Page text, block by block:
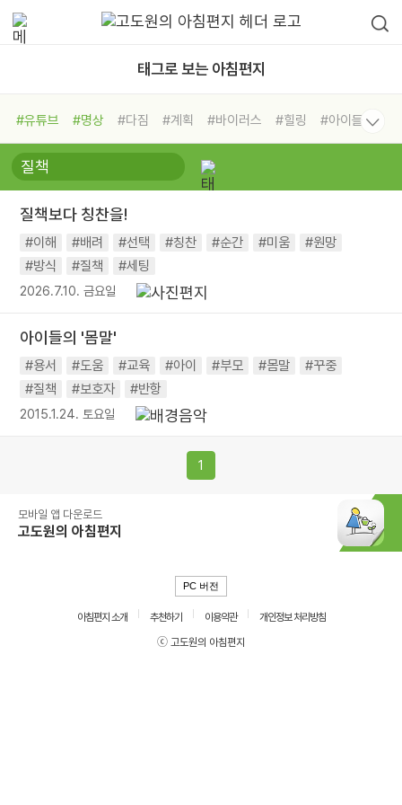
태그로 보는 아침편지
#유튜브 #명상 #다짐 #계획 #바이러스 #힐링
#아이들
#비전캠프
#독서캠프 #삶
#희망
#나눔 #친구 #링컨학교
#독서
#건강 #면역력
질책보다 칭찬을!
#이해 #배려 #선택 #칭찬 #순간 #미움
#원망
#방식
#질책 #세팅
2026.7.10. 금요일
아이들의 '몸말'
#용서 #도움 #교육 #아이 #부모 #몸말
#꾸중
#질책
#보호자 #반항
2015.1.24. 토요일
1
모바일 앱 다운로드
고도원의 아침편지
PC 버전
아침편지 소개 추천하기 이용약관
개인정보 처리방침
ⓒ 고도원의 아침편지